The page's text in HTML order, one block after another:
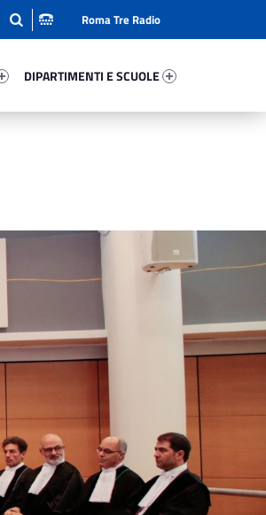
DIPARTIMENTI E SCUOLE
Roma Tre Radio